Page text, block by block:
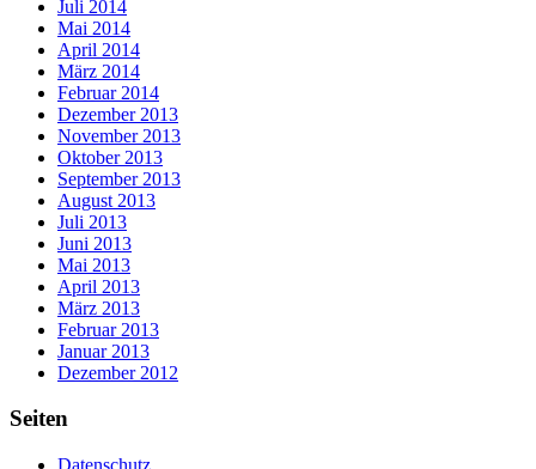
Juli 2014
Mai 2014
April 2014
März 2014
Februar 2014
Dezember 2013
November 2013
Oktober 2013
September 2013
August 2013
Juli 2013
Juni 2013
Mai 2013
April 2013
März 2013
Februar 2013
Januar 2013
Dezember 2012
Seiten